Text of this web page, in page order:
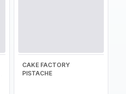
CAKE FACTORY
PISTACHE